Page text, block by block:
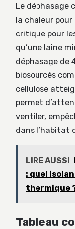
Le déphasage
la chaleur
critique pour
qu’une laine
déphasage de
biosourcés
cellulose
permet
ventiler,
dans l’habitat
LIRE AUSSI
: quel
thermique
Tableau